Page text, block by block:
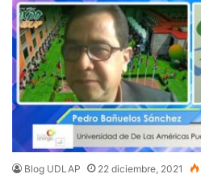
Blog UDLAP 22 diciembre, 2021